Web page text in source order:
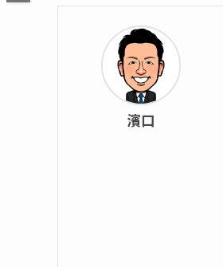
濱口